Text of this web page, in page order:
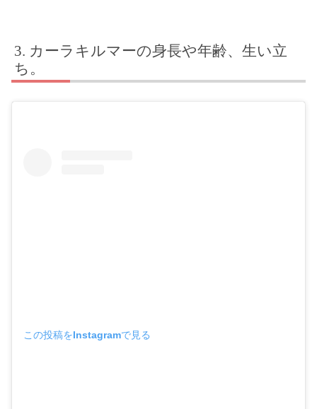
カーラキルマーの身長や年齢、生い立
ち。
この投稿をInstagramで見る